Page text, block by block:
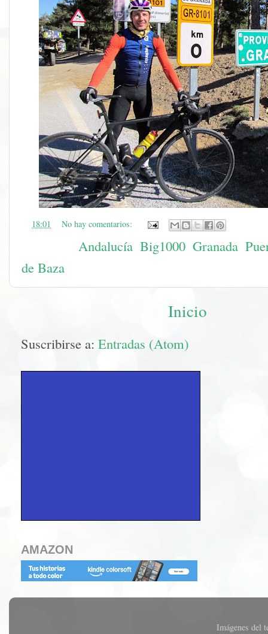
18:01 No hay comentarios:
Andalucía Big1000 Granada
de Baza
Inicio
Suscribirse a: Entradas (Atom)
AMAZON
Imágenes del